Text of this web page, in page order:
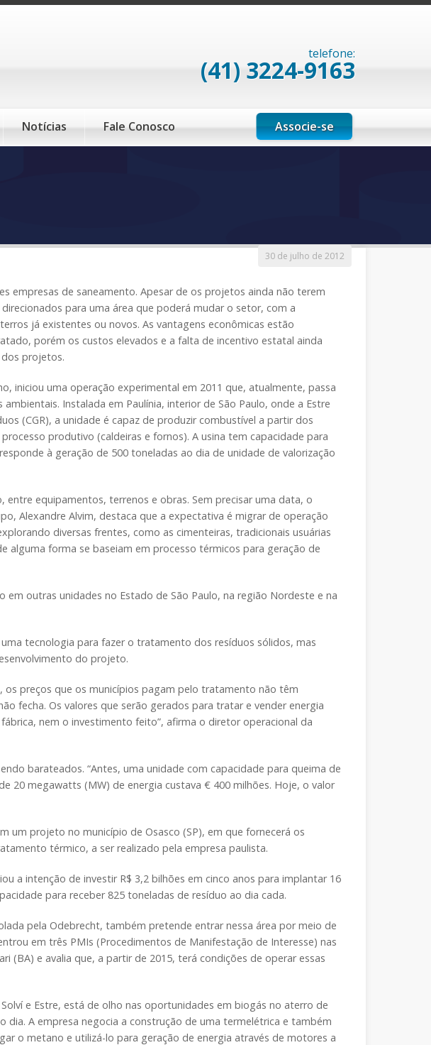
telefone:
(41) 3224-9163
Notícias Fale Conosco Associe-se
30 de julho de 2012
empresas de saneamento. Apesar de os projetos ainda não terem
para uma área que poderá mudar o setor, com a
já existentes ou novos. As vantagens econômicas estão
porém os custos elevados e a falta de incentivo estatal ainda
projetos.
iniciou uma operação experimental em 2011 que, atualmente, passa
Instalada em Paulínia, interior de São Paulo, onde a Estre
(CGR), a unidade é capaz de produzir combustível a partir dos
produtivo (caldeiras e fornos). A usina tem capacidade para
à geração de 500 toneladas ao dia de unidade de valorização
entre equipamentos, terrenos e obras. Sem precisar uma data, o
Alexandre Alvim, destaca que a expectativa é migrar de operação
diversas frentes, como as cimenteiras, tradicionais usuárias
alguma forma se baseiam em processo térmicos para geração de
em outras unidades no Estado de São Paulo, na região Nordeste e na
tecnologia para fazer o tratamento dos resíduos sólidos, mas
do projeto.
os preços que os municípios pagam pelo tratamento não têm
fecha. Os valores que serão gerados para tratar e vender energia
nem o investimento feito”, afirma o diretor operacional da
barateados. “Antes, uma unidade com capacidade para queima de
20 megawatts (MW) de energia custava € 400 milhões. Hoje, o valor
um projeto no município de Osasco (SP), em que fornecerá os
térmico, a ser realizado pela empresa paulista.
a intenção de investir R$ 3,2 bilhões em cinco anos para implantar 16
para receber 825 toneladas de resíduo ao dia cada.
pela Odebrecht, também pretende entrar nessa área por meio de
em três PMIs (Procedimentos de Manifestação de Interesse) nas
(BA) e avalia que, a partir de 2015, terá condições de operar essas
e Estre, está de olho nas oportunidades em biogás no aterro de
dia. A empresa negocia a construção de uma termelétrica e também
o metano e utilizá-lo para geração de energia através de motores a